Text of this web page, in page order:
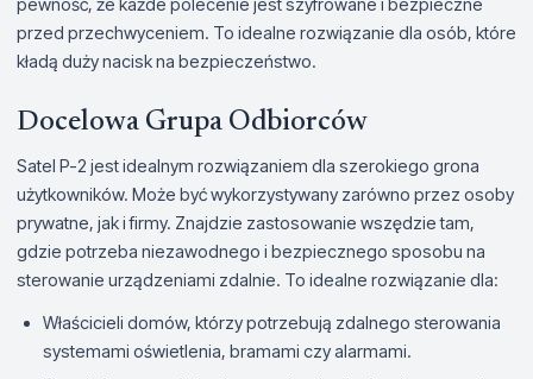
przed przechwyceniem. To idealne rozwiązanie dla osób, które
kładą duży nacisk na bezpieczeństwo.
Docelowa Grupa Odbiorców
Satel P-2 jest idealnym rozwiązaniem dla szerokiego grona
użytkowników. Może być wykorzystywany zarówno przez osoby
prywatne, jak i firmy. Znajdzie zastosowanie wszędzie tam,
gdzie potrzeba niezawodnego i bezpiecznego sposobu na
sterowanie urządzeniami zdalnie. To idealne rozwiązanie dla:
Właścicieli domów, którzy potrzebują zdalnego sterowania
systemami oświetlenia, bramami czy alarmami.